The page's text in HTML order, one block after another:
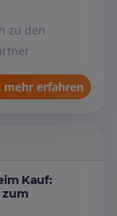
zu den
mehr erfahren
Kauf:
zum